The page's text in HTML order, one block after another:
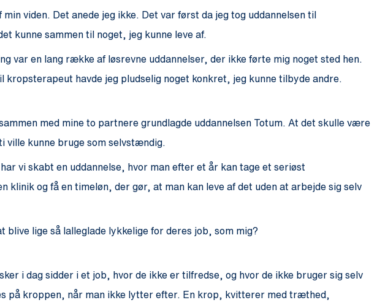
min viden. Det anede jeg ikke. Det var først da jeg tog uddannelsen til
kunne sammen til noget, jeg kunne leve af.
var en lang række af løsrevne uddannelser, der ikke førte mig noget sted hen.
kropsterapeut havde jeg pludselig noget konkret, jeg kunne tilbyde andre.
med mine to partnere grundlagde uddannelsen Totum. At det skulle være
ville kunne bruge som selvstændig.
vi skabt en uddannelse, hvor man efter et år kan tage et seriøst
klinik og få en timeløn, der gør, at man kan leve af det uden at arbejde sig selv
lige så lalleglade lykkelige for deres job, som mig?
i dag sidder i et job, hvor de ikke er tilfredse, og hvor de ikke bruger sig selv
på kroppen, når man ikke lytter efter. En krop, kvitterer med træthed,